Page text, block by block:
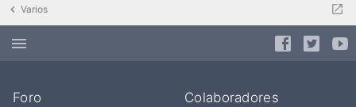
Varios
Foro Colaboradores